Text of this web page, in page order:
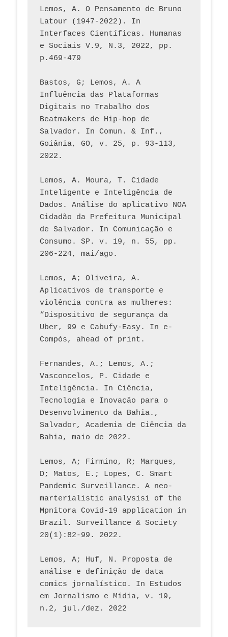
Lemos, A. O Pensamento de Bruno
Latour (1947-2022). In
Interfaces Científicas. Humanas
e Sociais V.9, N.3, 2022, pp.
p.469-479
Bastos, G; Lemos, A. A
Influência das Plataformas
Digitais no Trabalho dos
Beatmakers de Hip-hop de
Salvador. In Comun. & Inf.,
Goiânia, GO, v. 25, p. 93-113,
2022.
Lemos, A. Moura, T. Cidade
Inteligente e Inteligência de
Dados. Análise do aplicativo NOA
Cidadão da Prefeitura Municipal
de Salvador. In Comunicação e
Consumo. SP. v. 19, n. 55, pp.
206-224, mai/ago.
Lemos, A; Oliveira, A.
Aplicativos de transporte e
violência contra as mulheres:
“Dispositivo de segurança da
Uber, 99 e Cabufy-Easy. In e-
Compós, ahead of print.
Fernandes, A.; Lemos, A.;
Vasconcelos, P. Cidade e
Inteligência. In Ciência,
Tecnologia e Inovação para o
Desenvolvimento da Bahia.,
Salvador, Academia de Ciência da
Bahia, maio de 2022.
Lemos, A; Firmino, R; Marques,
D; Matos, E.; Lopes, C. Smart
Pandemic Surveillance. A neo-
marterialistic analysisi of the
Mpnitora Covid-19 application in
Brazil. Surveillance & Society
20(1):82-99. 2022.
Lemos, A; Huf, N. Proposta de
análise e definição de data
comics jornalístico. In Estudos
em Jornalismo e Mídia, v. 19,
n.2, jul./dez. 2022